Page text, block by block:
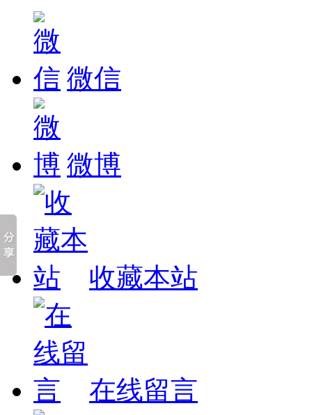
微信
微博
收藏本站
在线留言